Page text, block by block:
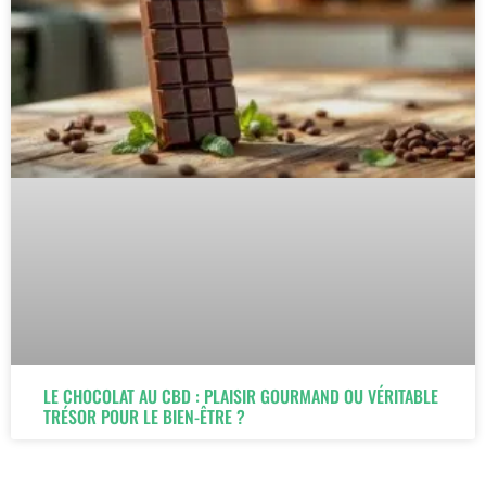
LE CHOCOLAT AU CBD : PLAISIR GOURMAND OU VÉRITABLE
TRÉSOR POUR LE BIEN-ÊTRE ?